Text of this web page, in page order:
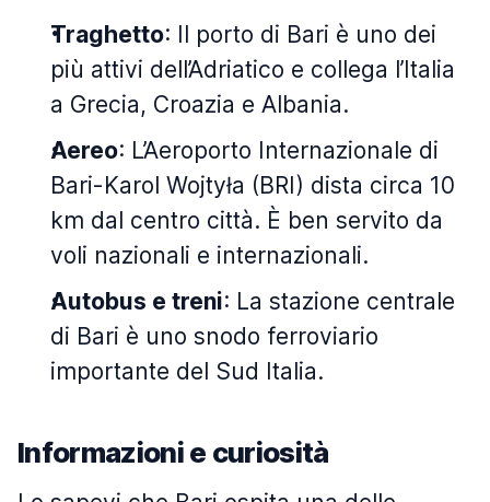
Traghetto: Il porto di Bari è uno dei
più attivi dell’Adriatico e collega l’Italia
a Grecia, Croazia e Albania.
Aereo: L’Aeroporto Internazionale di
Bari-Karol Wojtyła (BRI) dista circa 10
km dal centro città. È ben servito da
voli nazionali e internazionali.
Autobus e treni: La stazione centrale
di Bari è uno snodo ferroviario
importante del Sud Italia.
Informazioni e curiosità